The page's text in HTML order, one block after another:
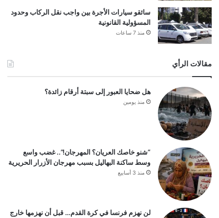
سائقو سيارات الأجرة بين واجب نقل الركاب وحدود
المسؤولية القانونية
منذ 7 ساعات
مقالات الرأي
هل ضحايا العبور إلى سبتة أرقام زائدة؟
منذ يومين
“شنو خاصك العريان؟ المهرجان!”.. غضب واسع
وسط ساكنة البهاليل بسبب مهرجان الأزرار الحريرية
منذ 3 أسابيع
لن نهزم فرنسا في كرة القدم… قبل أن نهزمها خارج